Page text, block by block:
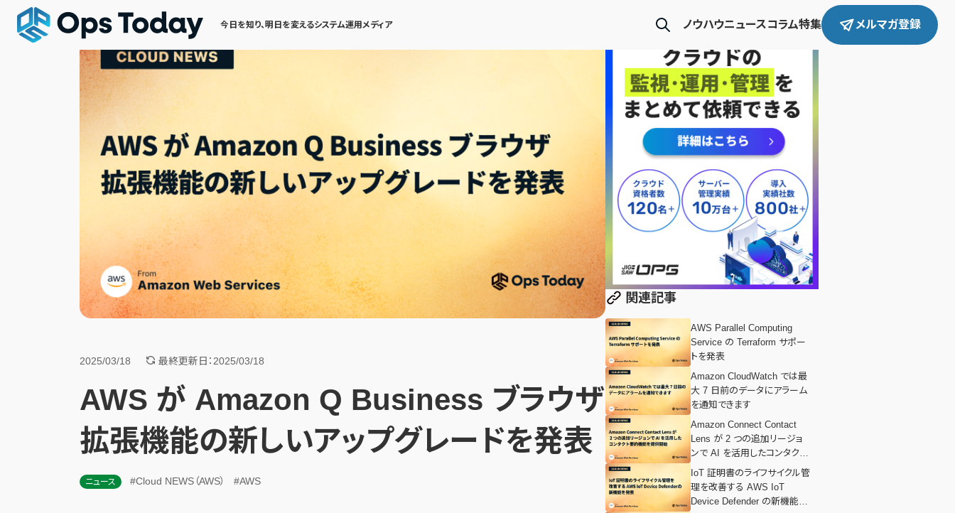
今日を知り、明日を変えるシステム運用メディア ノウハウニュースコラム特集 メルマガ登録
2025/03/18 最終更新日：2025/03/18
AWS が Amazon Q Business ブラウザ
拡張機能の新しいアップグレードを発表
ニュース #Cloud NEWS（AWS） #AWS
関連記事
AWS Parallel Computing
Service の Terraform サポー
トを発表
Amazon CloudWatch では最
大 7 日前のデータにアラーム
を通知できます
Amazon Connect Contact
Lens が 2 つの追加リージョ
ンで AI を活用したコンタクト
要約機能を提供開始
IoT 証明書のライフサイクル管
理を改善する AWS IoT
Device Defender の新機能を